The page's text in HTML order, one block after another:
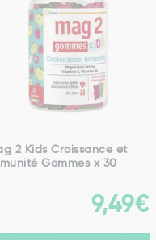
2 Kids Croissance et
Gommes x 30
9,49€